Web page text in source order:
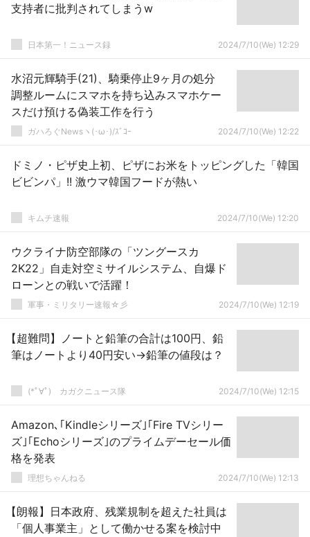
支持者に批判されてしまうw
日本第一！ニュース録 2024/7/10(We) 12:29
水沼元輝騎手(21)、騎乗停止9ヶ月の処分
調整ルームにスマホを持ち込みスマホケー
スだけ預ける偽装工作を行う
ガハろぐNewsヽ(･ω･)/ｽﾞｺｰ 2024/7/10(We) 12:22
ドミノ・ピザ史上初、ピザにお米をトッピングした「韓国
ビビンパ」!! 激ウマ韓国フードが熱い
キムチ速報 2024/7/10(We) 12:20
ウクライナ防空部隊の「ツングースカ
2K22」自走対空ミサイルシステム、自爆ド
ローンとの戦いで活躍！
軍事・ミリタリー速報☆彡 2024/7/10(We) 12:19
【超難問】ノートと鉛筆の合計は100円、鉛
筆はノートより40円安い→鉛筆の値段は？
(*ﾟ∀ﾟ)ゞカガクニュース隊 2024/7/10(We) 12:15
Amazon､｢Kindleシリーズ｣｢Fire TVシリー
ズ｣｢Echoシリーズ｣のプライムデーセール価
格を発表
理想ちゃんねる 2024/7/10(We) 12:13
【朗報】日本政府、残業規制を超えた社員は
「個人事業主」として働かせる案を検討中